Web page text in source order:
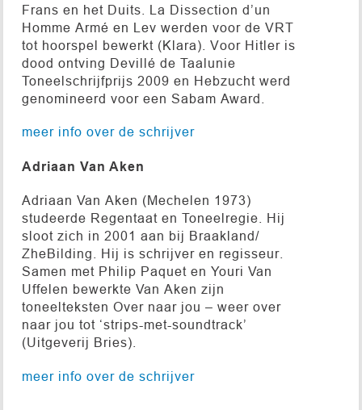
Frans en het Duits. La Dissection d’un
Homme Armé en Lev werden voor de VRT
tot hoorspel bewerkt (Klara). Voor Hitler is
dood ontving Devillé de Taalunie
Toneelschrijfprijs 2009 en Hebzucht werd
genomineerd voor een Sabam Award.
meer info over de schrijver
Adriaan Van Aken
Adriaan Van Aken (Mechelen 1973)
studeerde Regentaat en Toneelregie. Hij
sloot zich in 2001 aan bij Braakland/
ZheBilding. Hij is schrijver en regisseur.
Samen met Philip Paquet en Youri Van
Uffelen bewerkte Van Aken zijn
toneelteksten Over naar jou – weer over
naar jou tot ‘strips-met-soundtrack’
(Uitgeverij Bries).
meer info over de schrijver